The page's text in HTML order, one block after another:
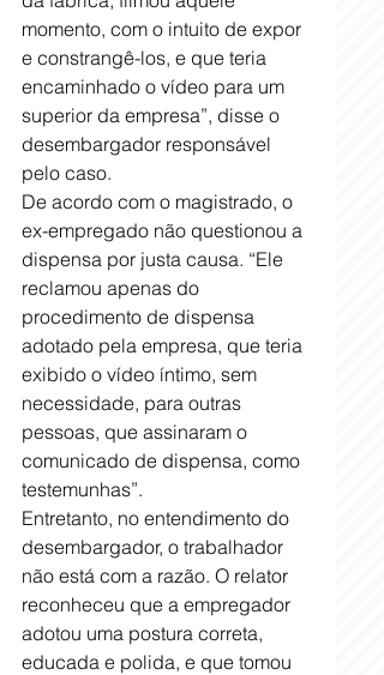
momento, com o intuito de expor
e constrangê-los, e que teria
encaminhado o vídeo para um
superior da empresa”, disse o
desembargador responsável
pelo caso.
De acordo com o magistrado, o
ex-empregado não questionou a
dispensa por justa causa. “Ele
reclamou apenas do
procedimento de dispensa
adotado pela empresa, que teria
exibido o vídeo íntimo, sem
necessidade, para outras
pessoas, que assinaram o
comunicado de dispensa, como
testemunhas”.
Entretanto, no entendimento do
desembargador, o trabalhador
não está com a razão. O relator
reconheceu que a empregador
adotou uma postura correta,
educada e polida, e que tomou